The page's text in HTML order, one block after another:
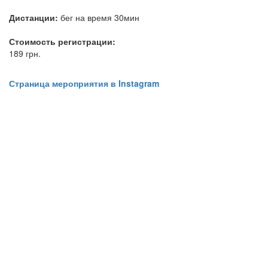
Дистанции: бег на время 30мин
Стоимость регистрации:
189 грн.
Страница мероприятия в Instagram